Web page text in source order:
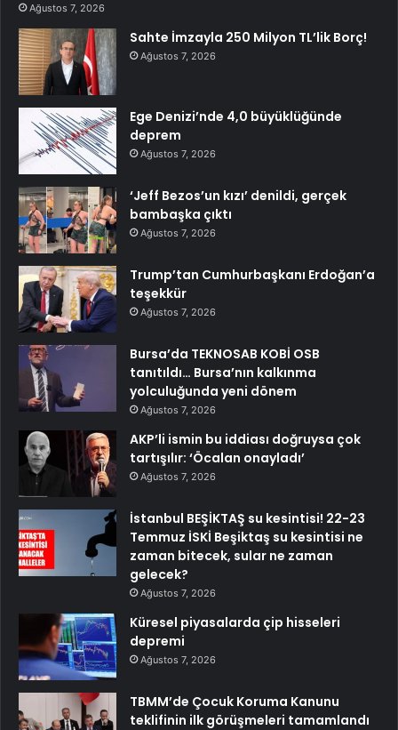
Ağustos 7, 2026
Sahte İmzayla 250 Milyon TL’lik Borç!
Ağustos 7, 2026
Ege Denizi’nde 4,0 büyüklüğünde
deprem
Ağustos 7, 2026
‘Jeff Bezos’un kızı’ denildi, gerçek
bambaşka çıktı
Ağustos 7, 2026
Trump’tan Cumhurbaşkanı Erdoğan’a
teşekkür
Ağustos 7, 2026
Bursa’da TEKNOSAB KOBİ OSB
tanıtıldı… Bursa’nın kalkınma
yolculuğunda yeni dönem
Ağustos 7, 2026
AKP’li ismin bu iddiası doğruysa çok
tartışılır: ‘Öcalan onayladı’
Ağustos 7, 2026
İstanbul BEŞİKTAŞ su kesintisi! 22-23
Temmuz İSKİ Beşiktaş su kesintisi ne
zaman bitecek, sular ne zaman
gelecek?
Ağustos 7, 2026
Küresel piyasalarda çip hisseleri
depremi
Ağustos 7, 2026
TBMM’de Çocuk Koruma Kanunu
teklifinin ilk görüşmeleri tamamlandı